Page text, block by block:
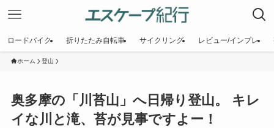
ロードバイク 折りたたみ自転車 サイクリング レビュー/インプレ
ホーム 登山
奥多摩の「川苔山」へ日帰り登山。 キレ
イな川と滝、苔が見事ですよー！